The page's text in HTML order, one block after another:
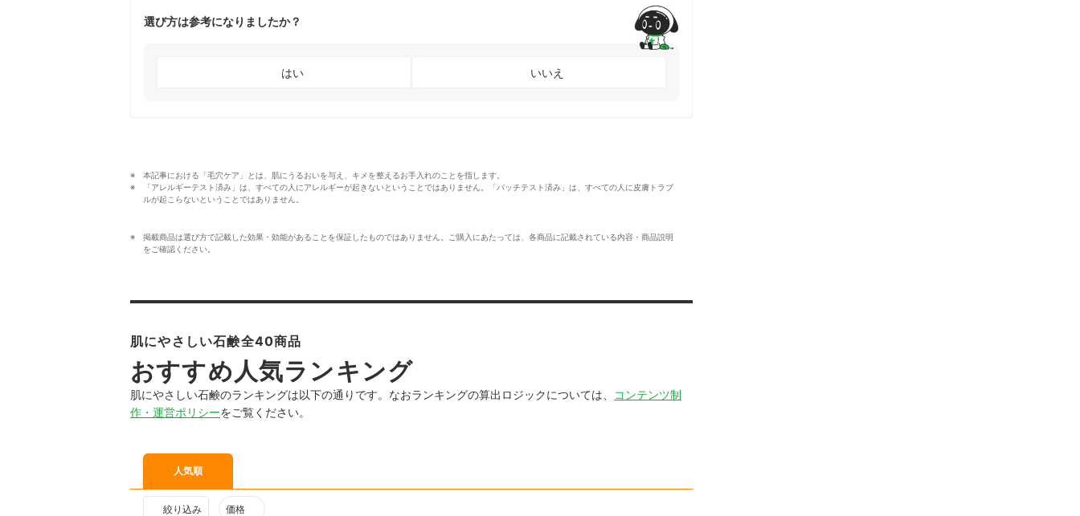
選び方は参考になりましたか？
はい いいえ
本記事における「毛穴ケア」とは、肌にうるおいを与え、キメを整えるお手入れのことを指します。
「アレルギーテスト済み」は、すべての人にアレルギーが起きないということではありません。「パッチテスト済み」は、すべての人に皮膚トラブ
ルが起こらないということではありません。
掲載商品は選び方で記載した効果・効能があることを保証したものではありません。ご購入にあたっては、各商品に記載されている内容・商品説明
をご確認ください。
肌にやさしい石鹸全40商品
おすすめ人気ランキング
肌にやさしい石鹸のランキングは以下の通りです。なおランキングの算出ロジックについては、
コンテンツ制
作・運営ポリシーをご覧ください。
人気順
絞り込み 価格